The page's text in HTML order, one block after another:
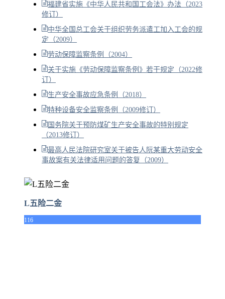
福建省实施《中华人民共和国工会法》办法（2023
修订）
中华全国总工会关于组织劳务派遣工加入工会的规
定（2009）
劳动保障监察条例（2004）
关于实施《劳动保障监察条例》若干规定（2022修
订）
生产安全事故应急条例（2018）
特种设备安全监察条例（2009修订）
国务院关于预防煤矿生产安全事故的特别规定
（2013修订）
最高人民法院研究室关于被告人阮某重大劳动安全
事故案有关法律适用问题的答复（2009）
L五险二金
116